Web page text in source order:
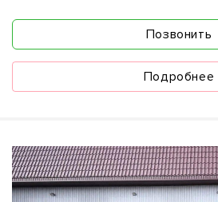
Позвонить
Подробнее